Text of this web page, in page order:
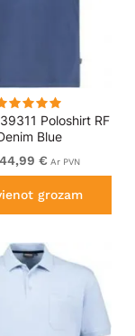
Poloshirt RF
Blue
€ Ar PVN
grozam